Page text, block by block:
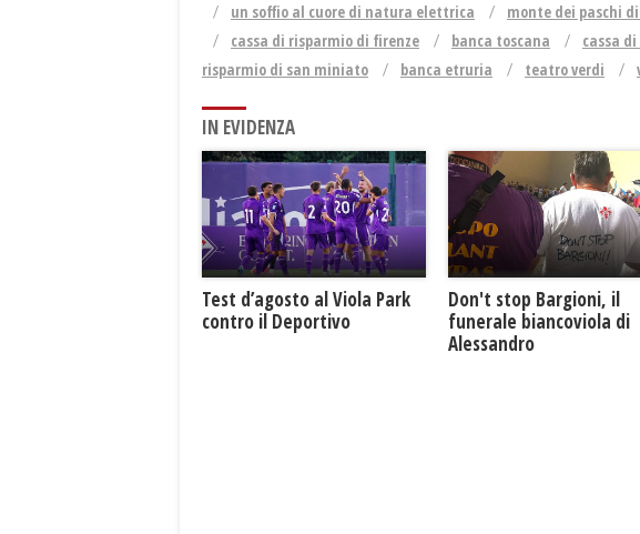
un soffio al cuore di natura elettrica
monte dei paschi
cassa di risparmio di firenze
banca toscana cassa
risparmio di san miniato
banca etruria teatro verdi
IN EVIDENZA
Test d’agosto al Viola Park
contro il Deportivo
Don't stop Bargioni, il
funerale biancoviola di
Alessandro